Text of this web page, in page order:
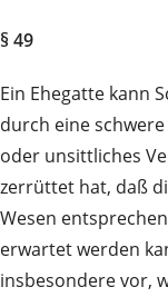
§ 49
Ein Ehegatte kann
durch eine
oder unsittliches
zerrüttet hat, daß
Wesen
erwartet werden
insbesondere vor,